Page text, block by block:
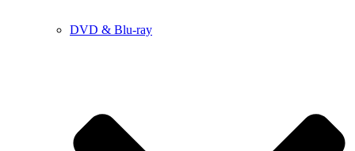
DVD & Blu-ray